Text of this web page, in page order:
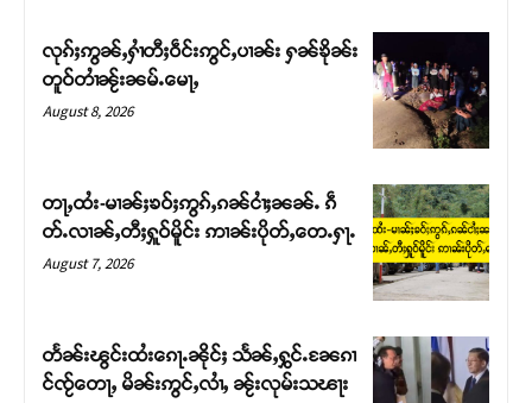
Support SHAN
တ်ႇ တူဝ်ႈလုမ်ႈၾႃႉၼၼ်ႉ ၶဝ်ႈႁူမ်ႈၵမ်ႉထႅမ် ၸုမ်းၶၢ
ဝ်ႇၽူႈတွႆႇႁွၵ်ႈ လႆႈယူႇၶႃႈဢေႃႈ။
လုၵ်ႈဢွၼ်ႇႁၢႆတီႈဝဵင်းဢွင်ႇပၢၼ်း ႁၼ်ၶိုၼ်း
တူဝ်တၢႆၼႂ်းၼမ်ႉမေႃႇ
August 8, 2026
တႃႇထႆး-မၢၼ်ႈၶဝ်ႈဢွၵ်ႇၵၼ်ငၢႆႈၼၼ်ႉ ၵဵ
တ်ႉလၢၼ်ႇတီႈႁူဝ်မိူင်း ဢၢၼ်းပိုတ်ႇတေႉႁႃႉ
August 7, 2026
တႅၼ်းၽွင်းထႆးၵေႃႉၼိုင်ႈ သႅၼ်ႇႁွင်ႉၼႄၵၢ
င်ၸႂ်တေႃႇ မိၼ်းဢွင်ႇလၢႆႇ ၼႂ်းလုမ်းသၽႃး